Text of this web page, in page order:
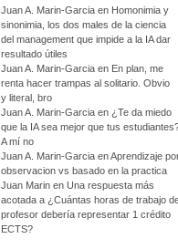
Juan A. Marin-Garcia en Homonimia y
sinonimia, los dos males de la ciencia
del management que impide a la IA dar
resultado útiles
Juan A. Marin-Garcia en En plan, me
renta hacer trampas al solitario. Obvio
y literal, bro
Juan A. Marin-Garcia en ¿Te da miedo
que la IA sea mejor que tus
A mí no
Juan A. Marin-Garcia enAprendizaje
observacion vs basado en la practica
Juan Marin en Una respuesta más
acotada a ¿Cuántas horas de trabajo
profesor debería representar 1 crédito
ECTS?